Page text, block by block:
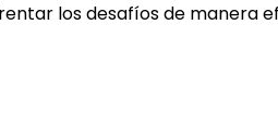
los desafíos de manera